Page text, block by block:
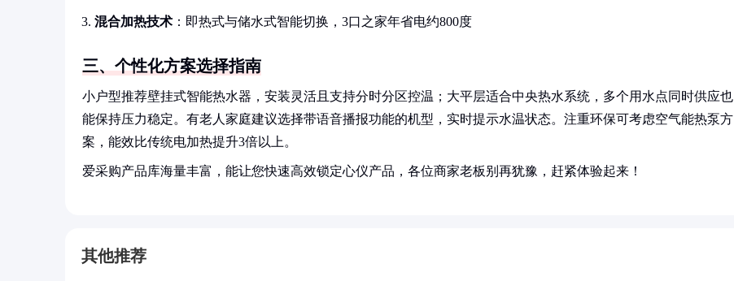
混合加热技术 ：即热式与储水式智能切换，3口之家年省电约800度
三、个性化方案选择指南
小户型推荐壁挂式智能热水器，安装灵活且支持分时分区控温；大平层适合中央热水系统，多个用水点同时供应也
能保持压力稳定。有老人家庭建议选择带语音播报功能的机型，实时提示水温状态。注重环保可考虑空气能热泵方
案，能效比传统电加热提升3倍以上。
爱采购产品库海量丰富，能让您快速高效锁定心仪产品，各位商家老板别再犹豫，赶紧体验起来！
其他推荐